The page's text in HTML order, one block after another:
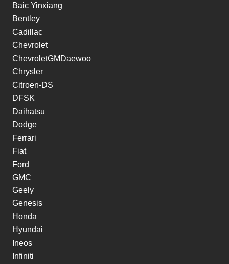
Baic Yinxiang
Bentley
Cadillac
Chevrolet
ChevroletGMDaewoo
Chrysler
Citroen-DS
DFSK
Daihatsu
Dodge
Ferrari
Fiat
Ford
GMC
Geely
Genesis
Honda
Hyundai
Ineos
Infiniti